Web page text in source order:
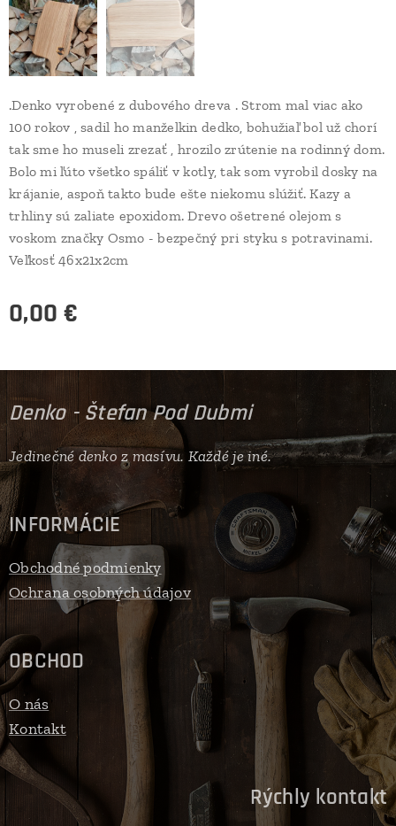
.Denko vyrobené z dubového dreva . Strom mal viac ako
100 rokov , sadil ho manželkin dedko, bohužiaľ bol už chorí
tak sme ho museli zrezať , hrozilo zrútenie na rodinný dom.
Bolo mi ľúto všetko spáliť v kotly, tak som vyrobil dosky na
krájanie, aspoň takto bude ešte niekomu slúžiť. Kazy a
trhliny sú zaliate epoxidom. Drevo ošetrené olejom s
voskom značky Osmo - bezpečný pri styku s potravinami.
Veľkosť 46x21x2cm
0,00 €
Denko - Štefan Pod Dubmi
Jedinečné denko z masívu. Každé je iné.
INFORMÁCIE
Obchodné podmienky
Ochrana osobných údajov
OBCHOD
O nás
Kontakt
Rýchly kontakt